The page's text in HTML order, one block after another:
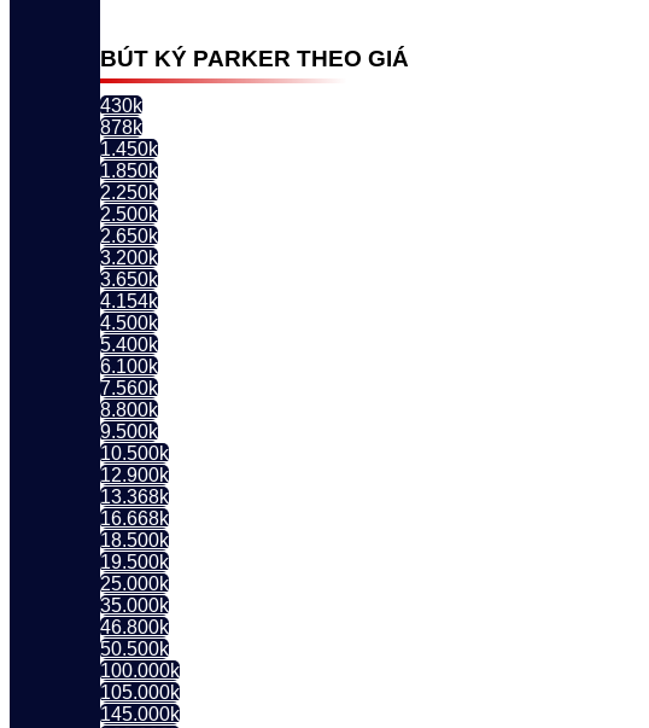
BÚT KÝ PARKER THEO GIÁ
430k
878k
1.450k
1.850k
2.250k
2.500k
2.650k
3.200k
3.650k
4.154k
4.500k
5.400k
6.100k
7.560k
8.800k
9.500k
10.500k
12.900k
13.368k
16.668k
18.500k
19.500k
25.000k
35.000k
46.800k
50.500k
100.000k
105.000k
145.000k